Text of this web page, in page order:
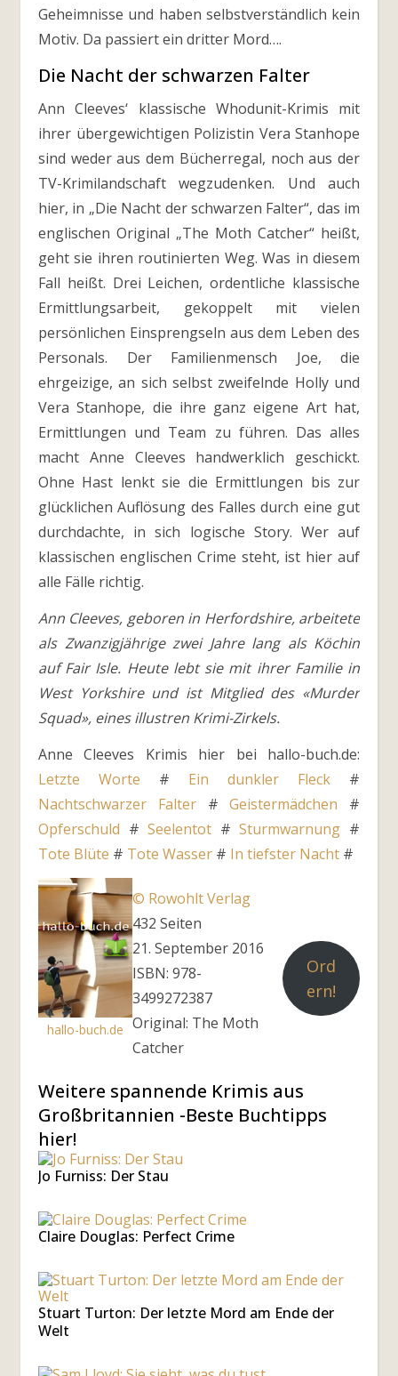
Geheimnisse und haben selbstverständlich kein
Motiv. Da passiert ein dritter Mord….
Die Nacht der schwarzen Falter
Ann Cleeves‘ klassische Whodunit-Krimis mit
ihrer übergewichtigen Polizistin Vera Stanhope
sind weder aus dem Bücherregal, noch aus der
TV-Krimilandschaft wegzudenken. Und auch
hier, in „Die Nacht der schwarzen Falter“, das im
englischen Original „The Moth Catcher“ heißt,
geht sie ihren routinierten Weg. Was in diesem
Fall heißt. Drei Leichen, ordentliche klassische
Ermittlungsarbeit, gekoppelt mit vielen
persönlichen Einsprengseln aus dem Leben des
Personals. Der Familienmensch Joe, die
ehrgeizige, an sich selbst zweifelnde Holly und
Vera Stanhope, die ihre ganz eigene Art hat,
Ermittlungen und Team zu führen. Das alles
macht Anne Cleeves handwerklich geschickt.
Ohne Hast lenkt sie die Ermittlungen bis zur
glücklichen Auflösung des Falles durch eine gut
durchdachte, in sich logische Story. Wer auf
klassischen englischen Crime steht, ist hier auf
alle Fälle richtig.
Ann Cleeves, geboren in Herfordshire, arbeitete
als Zwanzigjährige zwei Jahre lang als Köchin
auf Fair Isle. Heute lebt sie mit ihrer Familie in
West Yorkshire und ist Mitglied des «Murder
Squad», eines illustren Krimi-Zirkels.
Anne Cleeves Krimis hier bei hallo-buch.de:
Letzte Worte # Ein dunkler Fleck #
Nachtschwarzer Falter#Geistermädchen #
Opferschuld #Seelentot #Sturmwarnung #
Tote Blüte # Tote Wasser # In tiefster Nacht #
hallo-buch.de
© Rowohlt Verlag
432 Seiten
21. September 2016
ISBN: 978-
3499272387
Original: The Moth
Catcher
Ord
ern!
Weitere spannende Krimis aus
Großbritannien -Beste Buchtipps
hier!
Jo Furniss: Der Stau
Claire Douglas: Perfect Crime
Stuart Turton: Der letzte Mord am Ende der
Welt